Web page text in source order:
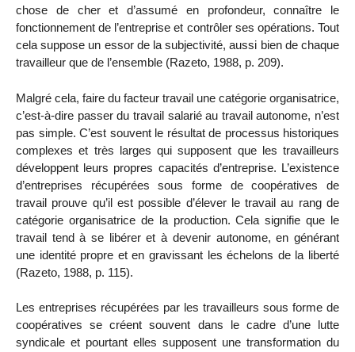
chose de cher et d’assumé en profondeur, connaître le
fonctionnement de l’entreprise et contrôler ses opérations. Tout
cela suppose un essor de la subjectivité, aussi bien de chaque
travailleur que de l’ensemble (Razeto, 1988, p. 209).
Malgré cela, faire du facteur travail une catégorie organisatrice,
c’est-à-dire passer du travail salarié au travail autonome, n’est
pas simple. C’est souvent le résultat de processus historiques
complexes et très larges qui supposent que les travailleurs
développent leurs propres capacités d’entreprise. L’existence
d’entreprises récupérées sous forme de coopératives de
travail prouve qu’il est possible d’élever le travail au rang de
catégorie organisatrice de la production. Cela signifie que le
travail tend à se libérer et à devenir autonome, en générant
une identité propre et en gravissant les échelons de la liberté
(Razeto, 1988, p. 115).
Les entreprises récupérées par les travailleurs sous forme de
coopératives se créent souvent dans le cadre d’une lutte
syndicale et pourtant elles supposent une transformation du